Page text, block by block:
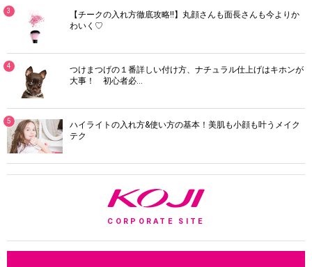
3
【チークの入れ方徹底攻略!!】丸顔さんも面長さんも今よりか
わいく♡
4
つけまつげの１番詳しい付け方、ナチュラル仕上げはキホンが
大事！ 初心者必…
5
ハイライトの入れ方&使い方の基本！美肌も小顔も叶うメイク
テク
CORPORATE SITE